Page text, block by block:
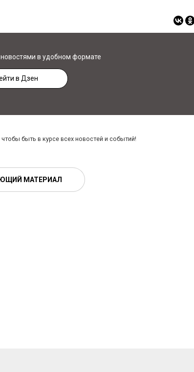
в удобном формате
в Дзен
чтобы быть в курсе всех новостей и событий!
МАТЕРИАЛ